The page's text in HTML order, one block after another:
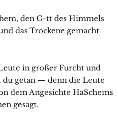
den G-tt des Himmels
das Trockene gemacht
in großer Furcht und
du getan — denn die Leute
dem Angesichte HaSchems
gesagt.